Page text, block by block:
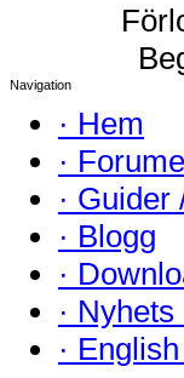
Navigation
· Hem
·
· Guider
· Blogg
·
·
·